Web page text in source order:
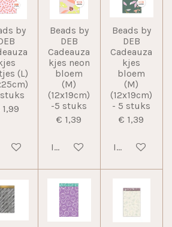
by
(L)
Beads by
DEB
Cadeauza
kjes neon
bloem
(M)
(12x19cm)
-5 stuks
€ 1,39
In winkelwagen
Beads by
DEB
Cadeauza
kjes
bloem
(M)
(12x19cm)
- 5 stuks
€ 1,39
In